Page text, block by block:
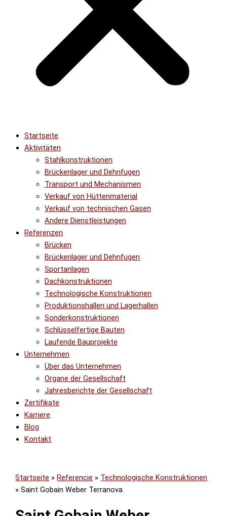
Startseite
Aktivitäten
Stahlkonstruktionen
Brückenlager und Dehnfugen
Transport und Mechanismen
Verkauf von Hüttenmaterial
Verkauf von technischen Gasen
Andere Dienstleistungen
Referenzen
Brücken
Brückenlager und Dehnfugen
Sportanlagen
Dachkonstruktionen
Technologische Konstruktionen
Produktionshallen und Lagerhallen
Sonderkonstruktionen
Schlüsselfertige Bauten
Laufende Bauprojekte
Unternehmen
Über das Unternehmen
Organe der Gesellschaft
Jahresberichte der Gesellschaft
Zertifikate
Karriere
Blog
Kontakt
Startseite »Referencie » Technologische Konstruktionen
»Saint Gobain Weber Terranova